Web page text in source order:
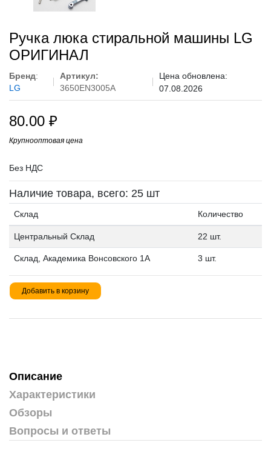
Ручка люка стиральной машины LG
ОРИГИНАЛ
Бренд:
LG
Артикул:
3650EN3005A
Цена обновлена:
07.08.2026
80.00 ₽
Крупнооптовая цена
Без НДС
Наличие товара, всего: 25 шт
Склад Количество
Центральный Склад 22 шт.
Склад, Академика Вонсовского 1А 3 шт.
Добавить в корзину
Описание
Характеристики
Обзоры
Вопросы и ответы